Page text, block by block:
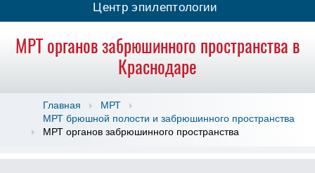
Центр эпилептологии
МРТ органов забрюшинного пространства в
Краснодаре
Главная
МРТ
МРТ брюшной полости и забрюшинного пространства
МРТ органов забрюшинного пространства